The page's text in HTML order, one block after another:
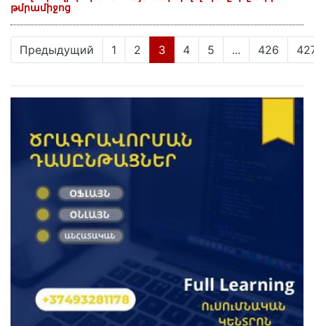
թմրամիջոց
Предыдущий 1 2 3 (current)
4 5 ... 426